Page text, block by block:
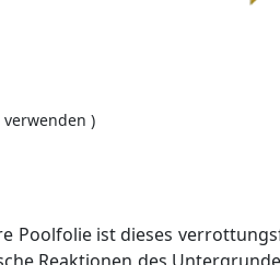
)
Poolfolie ist dieses